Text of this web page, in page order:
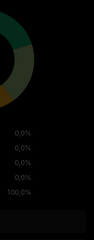
0,0%
0,0%
0,0%
0,0%
100,0%